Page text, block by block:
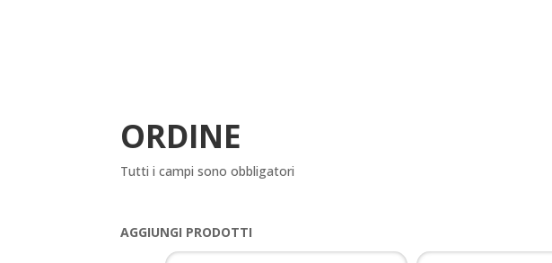
ORDINE
Tutti i campi sono obbligatori
AGGIUNGI PRODOTTI